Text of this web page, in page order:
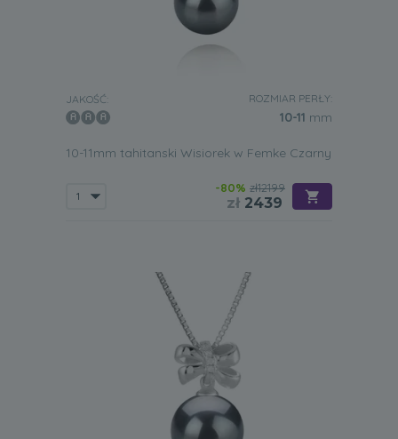
JAKOŚĆ: ROZMIAR PERŁY:
10-11 mm
10-11mm tahitanski Wisiorek w Femke Czarny
-80% zł12199
zł 2439